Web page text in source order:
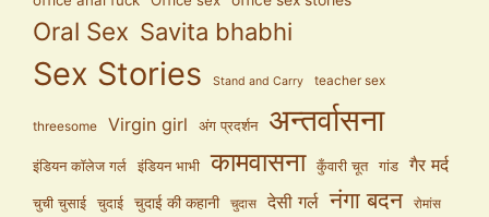
Oral Sex Savita bhabhi
Sex Stories Stand and Carry teacher sex
threesome Virgin girl अंग प्रदर्शन अन्तर्वासना
इंडियन कॉलेज गर्ल इंडियन भाभी कामवासना कुँवारी चूत गांड गैर मर्द
चुची चुसाई चुदाई चुदाई की कहानी चुदास देसी गर्ल नंगा बदन रोमांस